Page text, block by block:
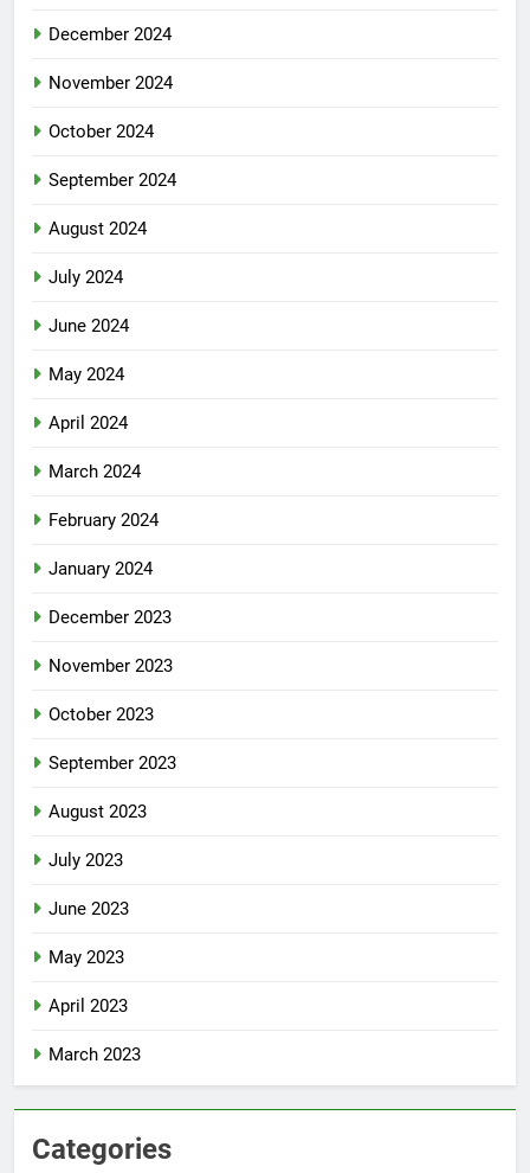
December 2024
November 2024
October 2024
September 2024
August 2024
July 2024
June 2024
May 2024
April 2024
March 2024
February 2024
January 2024
December 2023
November 2023
October 2023
September 2023
August 2023
July 2023
June 2023
May 2023
April 2023
March 2023
Categories